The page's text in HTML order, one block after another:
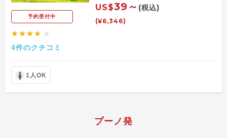
予約受付中
★★★★ ★
4件のクチコミ
US$39～ (税込)
(¥6,346)
1人OK
プーノ発